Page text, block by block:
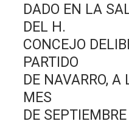
DADO EN LA
DEL H.
CONCEJO
PARTIDO
DE NAVARRO, A
MES
DE